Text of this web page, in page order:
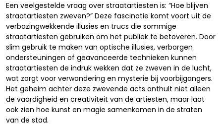
Een veelgestelde vraag over straatartiesten is: “Hoe blijven
straatartiesten zweven?” Deze fascinatie komt voort uit de
verbazingwekkende illusies en trucs die sommige
straatartiesten gebruiken om het publiek te betoveren. Door
slim gebruik te maken van optische illusies, verborgen
ondersteuningen of geavanceerde technieken kunnen
straatartiesten de indruk wekken dat ze zweven in de lucht,
wat zorgt voor verwondering en mysterie bij voorbijgangers.
Het geheim achter deze zwevende acts onthult niet alleen
de vaardigheid en creativiteit van de artiesten, maar laat
ook zien hoe kunst en magie samenkomen in de straten
van de stad.